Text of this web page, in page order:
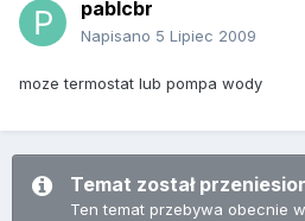
pablcbr
Napisano 5 Lipiec 2009
moze termostat lub pompa wody
Temat został
Ten temat przebywa obecnie